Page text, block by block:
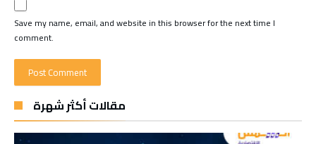
Save my name, email, and website in this browser for the next time I
comment.
مقالات أكثر شهرة